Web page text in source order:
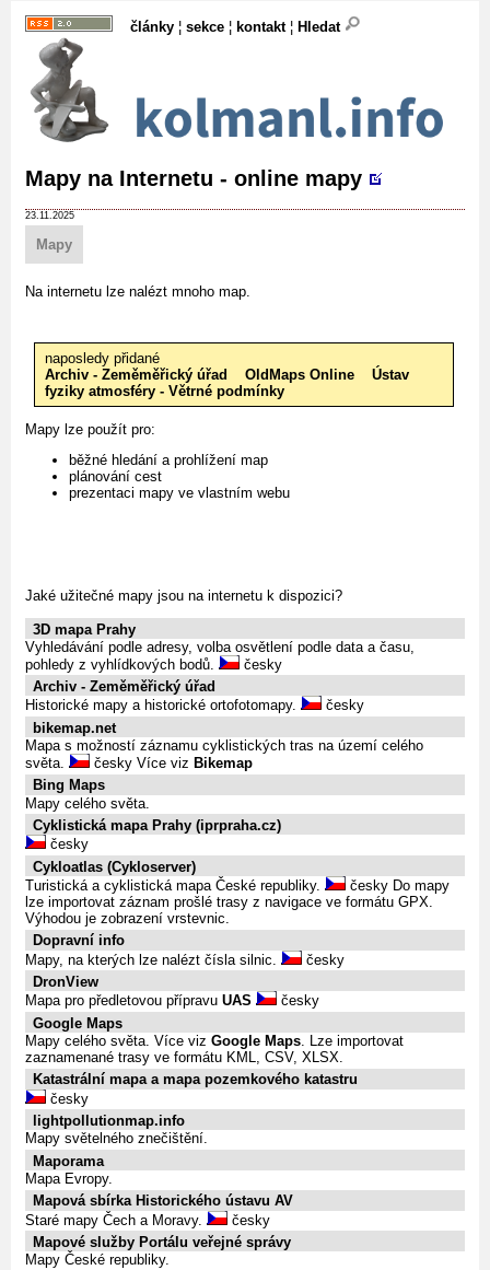
články ¦ sekce ¦ kontakt¦ Hledat
Mapy na Internetu - online mapy
23.11.2025
Mapy
Na internetu lze nalézt mnoho map.
naposledy přidané
Archiv - Zeměměřický úřad
OldMaps Online
Ústav
fyziky atmosféry - Větrné podmínky
Mapy lze použít pro:
běžné hledání a prohlížení map
plánování cest
prezentaci mapy ve vlastním webu
Jaké užitečné mapy jsou na internetu k dispozici?
3D mapa Prahy
Vyhledávání podle adresy, volba osvětlení podle data a času,
pohledy z vyhlídkových bodů.
česky
Archiv - Zeměměřický úřad
Historické mapy a historické ortofotomapy.
česky
bikemap.net
Mapa s možností záznamu cyklistických tras na území celého
světa.
česky Více viz Bikemap
Bing Maps
Mapy celého světa.
Cyklistická mapa Prahy (iprpraha.cz)
česky
Cykloatlas (Cykloserver)
Turistická a cyklistická mapa České republiky.
česky Do mapy
lze importovat záznam prošlé trasy z navigace ve formátu GPX.
Výhodou je zobrazení vrstevnic.
Dopravní info
Mapy, na kterých lze nalézt čísla silnic.
česky
DronView
Mapa pro předletovou přípravu UAS
česky
Google Maps
Mapy celého světa. Více viz Google Maps . Lze importovat
zaznamenané trasy ve formátu KML, CSV, XLSX.
Katastrální mapa a mapa pozemkového katastru
česky
lightpollutionmap.info
Mapy světelného znečištění.
Maporama
Mapa Evropy.
Mapová sbírka Historického ústavu AV
Staré mapy Čech a Moravy.
česky
Mapové služby Portálu veřejné správy
Mapy České republiky.